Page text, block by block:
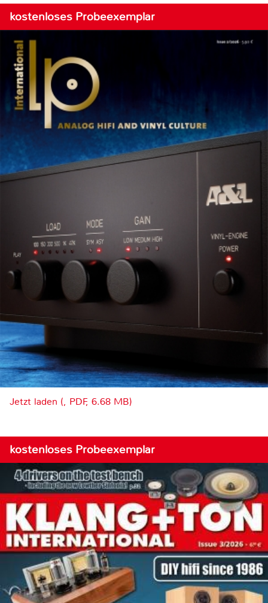
kostenloses Probeexemplar
Jetzt laden (, PDF, 6.68 MB)
kostenloses Probeexemplar